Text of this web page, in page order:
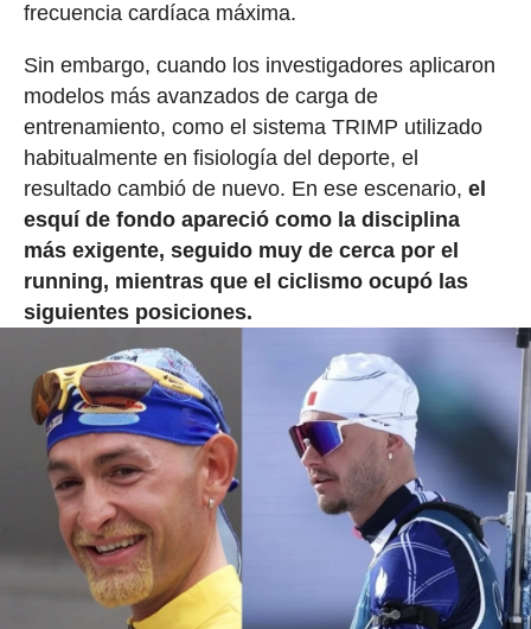
frecuencia cardíaca máxima.
Sin embargo, cuando los investigadores aplicaron
modelos más avanzados de carga de
entrenamiento, como el sistema TRIMP utilizado
habitualmente en fisiología del deporte, el
resultado cambió de nuevo. En ese escenario, el
esquí de fondo apareció como la disciplina
más exigente, seguido muy de cerca por el
running, mientras que el ciclismo ocupó las
siguientes posiciones.